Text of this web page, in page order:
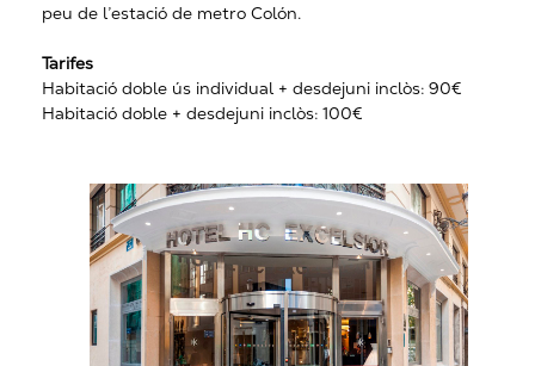
peu de l’estació de metro Colón.
Tarifes
Habitació doble ús individual + desdejuni inclòs: 90€
Habitació doble + desdejuni inclòs: 100€